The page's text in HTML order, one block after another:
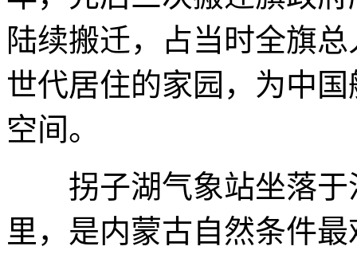
陆续搬迁，占当时全旗
世代居住的家园，为中
空间。
拐子湖气象站坐落于
里，是内蒙古自然条件